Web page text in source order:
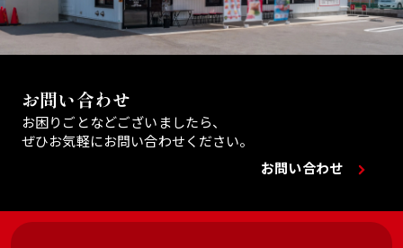
お問い合わせ
お困りごとなどございましたら、
ぜひお気軽にお問い合わせください。
お問い合わせ